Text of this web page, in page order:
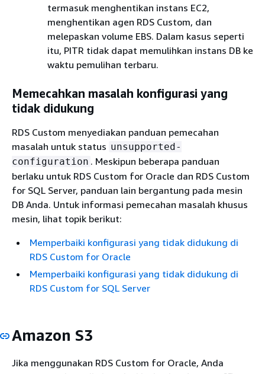
termasuk menghentikan instans EC2,
menghentikan agen RDS Custom, dan
melepaskan volume EBS. Dalam kasus seperti
itu, PITR tidak dapat memulihkan instans DB ke
waktu pemulihan terbaru.
Memecahkan masalah konfigurasi yang
tidak didukung
RDS Custom menyediakan panduan pemecahan
masalah untuk status unsupported-
configuration . Meskipun beberapa panduan
berlaku untuk RDS Custom for Oracle dan RDS Custom
for SQL Server, panduan lain bergantung pada mesin
DB Anda. Untuk informasi pemecahan masalah khusus
mesin, lihat topik berikut:
Memperbaiki konfigurasi yang tidak didukung di
RDS Custom for Oracle
Memperbaiki konfigurasi yang tidak didukung di
RDS Custom for SQL Server
Amazon S3
Jika menggunakan RDS Custom for Oracle, Anda